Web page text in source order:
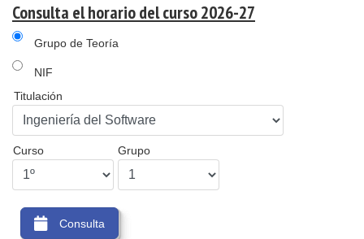
Consulta el horario del curso 2026-27
Grupo de Teoría
NIF
Titulación
Curso Grupo
Consulta